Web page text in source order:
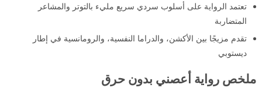
تعتمد الرواية على أسلوب سردي سريع مليء بالتوتر والمشاعر
المتضاربة
تقدم مزيجًا بين الأكشن، والدراما النفسية، والرومانسية في إطار
ديستوبي
ملخص رواية أعصني بدون حرق